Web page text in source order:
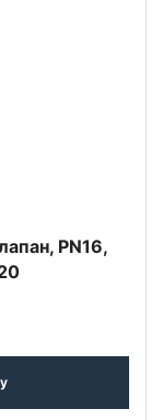
PN16,